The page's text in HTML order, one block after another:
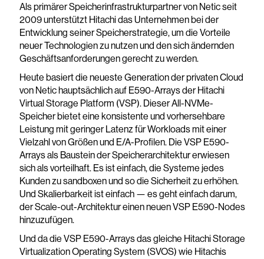
Als primärer Speicherinfrastrukturpartner von Netic seit
2009 unterstützt Hitachi das Unternehmen bei der
Entwicklung seiner Speicherstrategie, um die Vorteile
neuer Technologien zu nutzen und den sich ändernden
Geschäftsanforderungen gerecht zu werden.
Heute basiert die neueste Generation der privaten Cloud
von Netic hauptsächlich auf E590-Arrays der Hitachi
Virtual Storage Platform (VSP). Dieser All-NVMe-
Speicher bietet eine konsistente und vorhersehbare
Leistung mit geringer Latenz für Workloads mit einer
Vielzahl von Größen und E/A-Profilen. Die VSP E590-
Arrays als Baustein der Speicherarchitektur erwiesen
sich als vorteilhaft. Es ist einfach, die Systeme jedes
Kunden zu sandboxen und so die Sicherheit zu erhöhen.
Und Skalierbarkeit ist einfach — es geht einfach darum,
der Scale-out-Architektur einen neuen VSP E590-Nodes
hinzuzufügen.
Und da die VSP E590-Arrays das gleiche Hitachi Storage
Virtualization Operating System (SVOS) wie Hitachis